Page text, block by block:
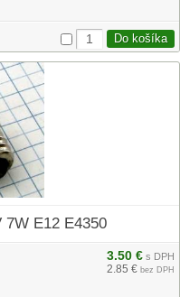
E12 E4350
3.50 € s DPH
2.85 € bez DPH